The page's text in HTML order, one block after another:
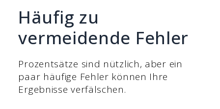
Häufig zu
vermeidende Fehler
Prozentsätze sind nützlich, aber ein
paar häufige Fehler können Ihre
Ergebnisse verfälschen.